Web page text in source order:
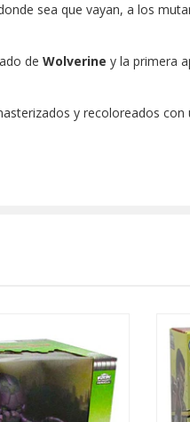
sea que vayan, a los
de Wolverine y la primera
y recoloreados